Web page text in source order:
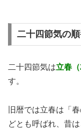
二十四節気の
二十四節気は立春
す。
旧暦では立春は「
どとも呼ばれ、昔